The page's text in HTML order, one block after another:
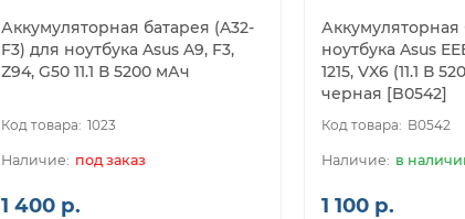
Аккумуляторная батарея (A32-
F3) для ноутбука Asus A9, F3,
Z94, G50 11.1 В 5200 мАч
1023
под заказ
1 400 р.
Аккумуляторная
ноутбука Asus
1215, VX6 (11.1 В
черная [B0542]
B0542
в
1 100 р.